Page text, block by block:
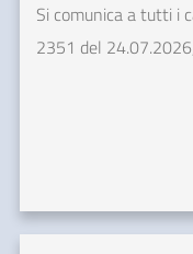
Si comunica a tutti i
2351 del